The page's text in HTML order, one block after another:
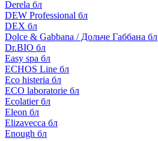
Derela бл
DEW Professional бл
DEX бл
Dolce & Gabbana / Дольче Габбана бл
Dr.BIO бл
Easy spa бл
ECHOS Line бл
Eco histeria бл
ECO laboratorie бл
Ecolatier бл
Eleon бл
Elizavecca бл
Enough бл